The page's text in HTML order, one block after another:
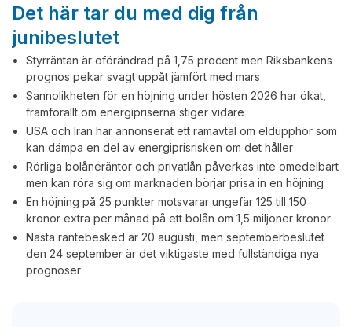
Det här tar du med dig från
junibeslutet
Styrräntan är oförändrad på 1,75 procent men Riksbankens
prognos pekar svagt uppåt jämfört med mars
Sannolikheten för en höjning under hösten 2026 har ökat,
framförallt om energipriserna stiger vidare
USA och Iran har annonserat ett ramavtal om eldupphör som
kan dämpa en del av energiprisrisken om det håller
Rörliga bolåneräntor och privatlån påverkas inte omedelbart
men kan röra sig om marknaden börjar prisa in en höjning
En höjning på 25 punkter motsvarar ungefär 125 till 150
kronor extra per månad på ett bolån om 1,5 miljoner kronor
Nästa räntebesked är 20 augusti, men septemberbeslutet
den 24 september är det viktigaste med fullständiga nya
prognoser